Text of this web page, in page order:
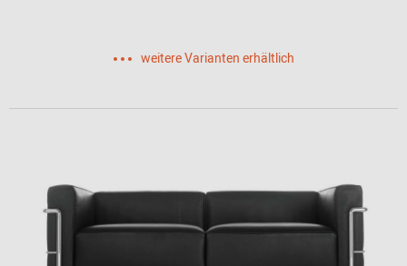
weitere Varianten erhältlich